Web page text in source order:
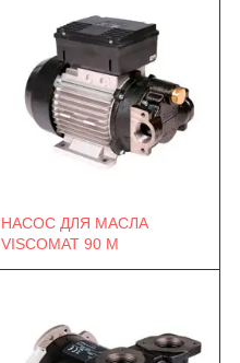
НАСОС ДЛЯ МАСЛА
VISCOMAT 90 M